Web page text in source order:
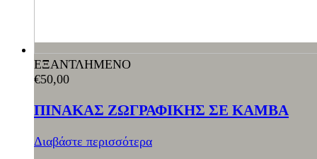
ΕΞΑΝΤΛΗΜΕΝΟ
€50,00
ΠΙΝΑΚΑΣ ΖΩΓΡΑΦΙΚΗΣ ΣΕ ΚΑΜΒΑ
Διαβάστε περισσότερα